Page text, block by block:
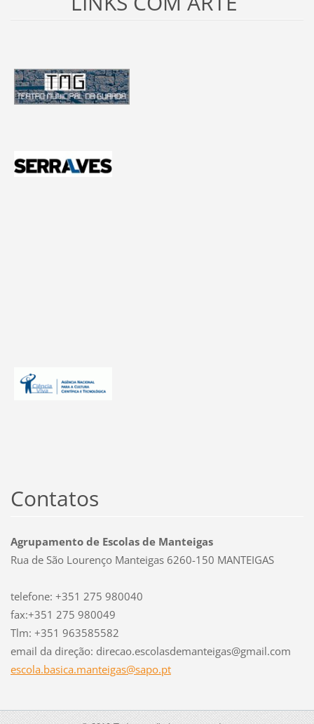
Contatos
Agrupamento de Escolas de Manteigas
Rua de São Lourenço Manteigas 6260-150 MANTEIGAS
telefone: +351 275 980040
fax:+351 275 980049
Tlm: +351 963585582
email da direção: direcao.escolasdemanteigas@gmail.com
escola.basica.manteigas@sapo.pt